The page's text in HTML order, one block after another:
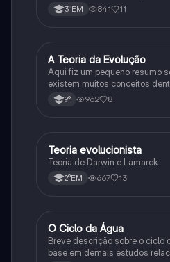
3°EM 841 11
Biologia
A Teoria da Evolução
Aqui fiz um pequeno resumo
existem muitos conceitos
isso sempre é bom procurar
algumas questões para se
9° 962 8
Biologia
Teoria evolucionista
Teoria de Darwin e Lamarck
2°EM 667 13
Química
O Ciclo da Água
Breve descrição sobre o ciclo
base em demais estudos